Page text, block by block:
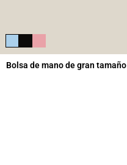
Bolsa de mano de gran tamaño